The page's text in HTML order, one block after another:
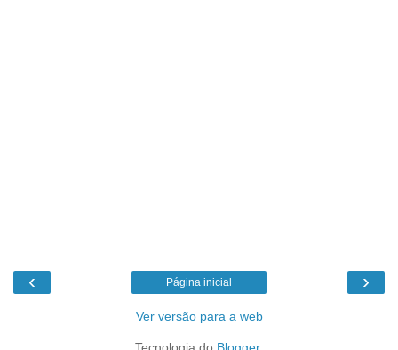
‹ ›
Página inicial
Ver versão para a web